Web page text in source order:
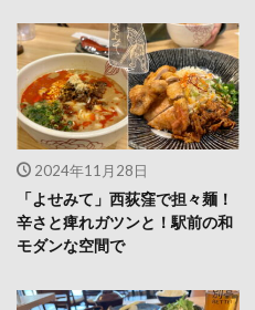
2024年11月28日
「よせみて」西荻窪で担々麺！
辛さと痺れガツンと！駅前の和
モダンな空間で